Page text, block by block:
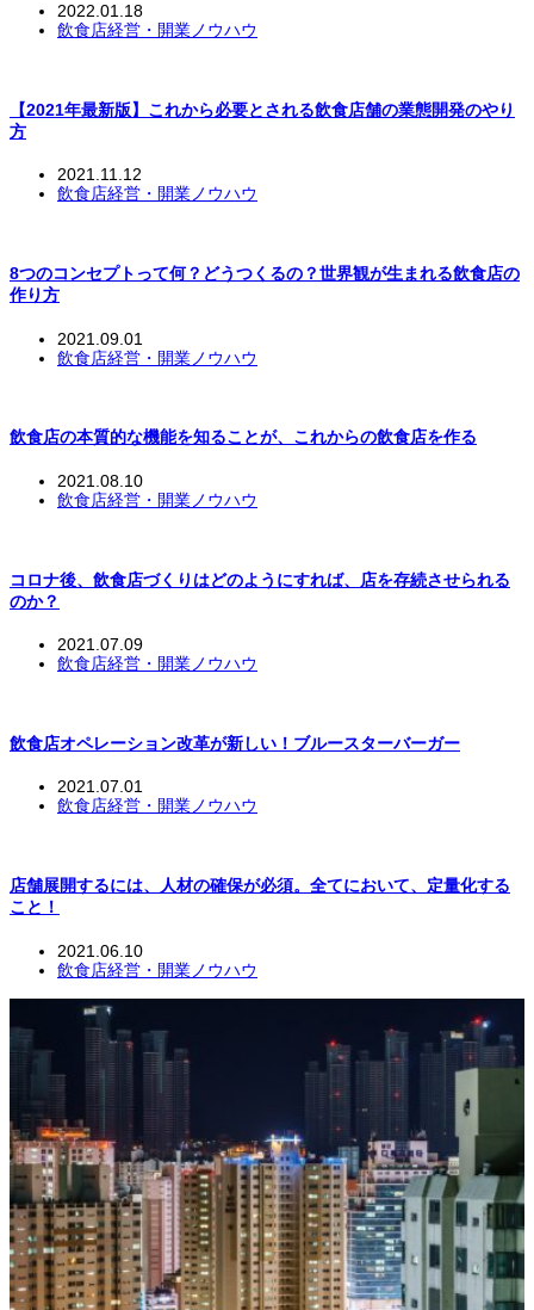
2022.01.18
飲食店経営・開業ノウハウ
【2021年最新版】これから必要とされる飲食店舗の業態開発のやり
方
2021.11.12
飲食店経営・開業ノウハウ
8つのコンセプトって何？どうつくるの？世界観が生まれる飲食店の
作り方
2021.09.01
飲食店経営・開業ノウハウ
飲食店の本質的な機能を知ることが、これからの飲食店を作る
2021.08.10
飲食店経営・開業ノウハウ
コロナ後、飲食店づくりはどのようにすれば、店を存続させられる
のか？
2021.07.09
飲食店経営・開業ノウハウ
飲食店オペレーション改革が新しい！ブルースターバーガー
2021.07.01
飲食店経営・開業ノウハウ
店舗展開するには、人材の確保が必須。全てにおいて、定量化する
こと！
2021.06.10
飲食店経営・開業ノウハウ